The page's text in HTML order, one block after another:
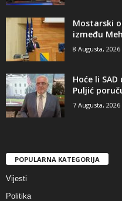
Mostarski
između
8 Augusta, 2026
​Hoće li
Puljić
7 Augusta, 2026
POPULARNA KATEGORIJA
Vijesti
Politika